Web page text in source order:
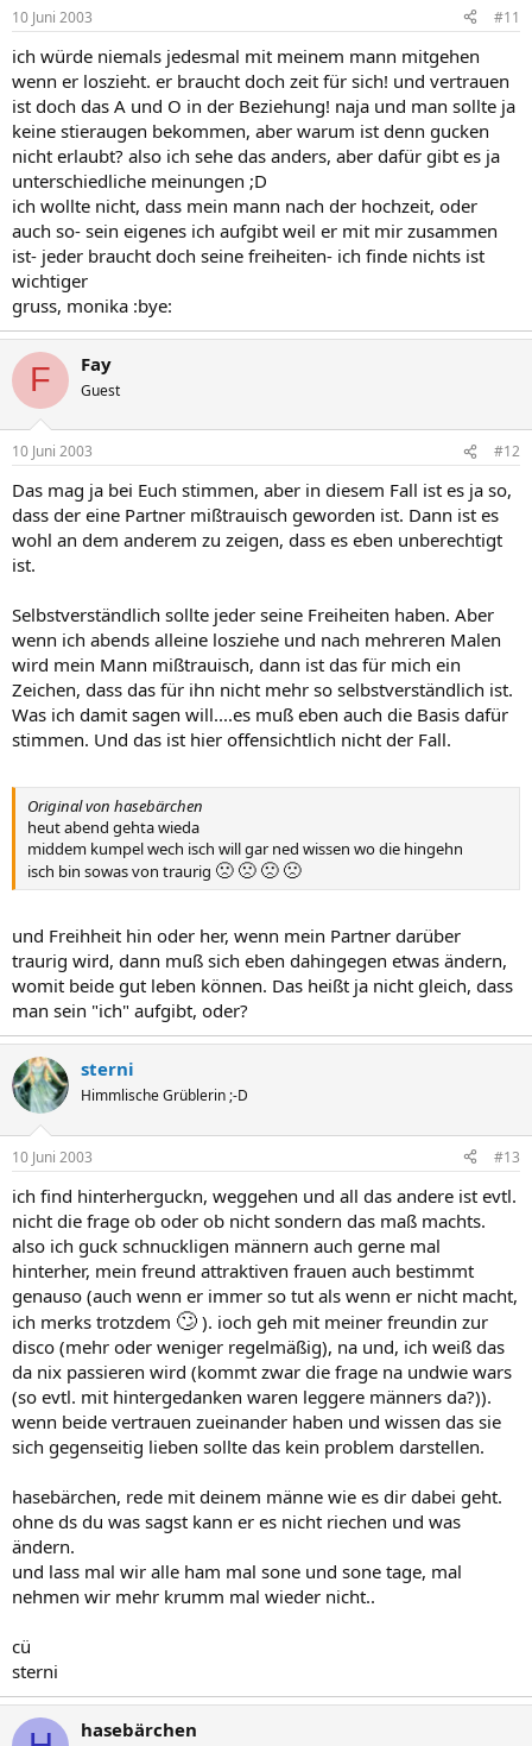
10 Juni 2003 #11
ich würde niemals jedesmal mit meinem mann mitgehen
wenn er loszieht. er braucht doch zeit für sich! und vertrauen
ist doch das A und O in der Beziehung! naja und man sollte ja
keine stieraugen bekommen, aber warum ist denn gucken
nicht erlaubt? also ich sehe das anders, aber dafür gibt es ja
unterschiedliche meinungen ;D
ich wollte nicht, dass mein mann nach der hochzeit, oder
auch so- sein eigenes ich aufgibt weil er mit mir zusammen
ist- jeder braucht doch seine freiheiten- ich finde nichts ist
wichtiger
gruss, monika :bye:
F Fay
Guest
10 Juni 2003 #12
Das mag ja bei Euch stimmen, aber in diesem Fall ist es ja so,
dass der eine Partner mißtrauisch geworden ist. Dann ist es
wohl an dem anderem zu zeigen, dass es eben unberechtigt
ist.
Selbstverständlich sollte jeder seine Freiheiten haben. Aber
wenn ich abends alleine losziehe und nach mehreren Malen
wird mein Mann mißtrauisch, dann ist das für mich ein
Zeichen, dass das für ihn nicht mehr so selbstverständlich ist.
Was ich damit sagen will....es muß eben auch die Basis dafür
stimmen. Und das ist hier offensichtlich nicht der Fall.
Original von hasebärchen
heut abend gehta wieda
middem kumpel wech isch will gar ned wissen wo die hingehn
isch bin sowas von traurig 🙁🙁🙁🙁
und Freihheit hin oder her, wenn mein Partner darüber
traurig wird, dann muß sich eben dahingegen etwas ändern,
womit beide gut leben können. Das heißt ja nicht gleich, dass
man sein "ich" aufgibt, oder?
sterni
Himmlische Grüblerin ;-D
10 Juni 2003 #13
ich find hinterherguckn, weggehen und all das andere ist evtl.
nicht die frage ob oder ob nicht sondern das maß machts.
also ich guck schnuckligen männern auch gerne mal
hinterher, mein freund attraktiven frauen auch bestimmt
genauso (auch wenn er immer so tut als wenn er nicht macht,
ich merks trotzdem 🙄 ). ioch geh mit meiner freundin zur
disco (mehr oder weniger regelmäßig), na und, ich weiß das
da nix passieren wird (kommt zwar die frage na undwie wars
(so evtl. mit hintergedanken waren leggere männers da?)).
wenn beide vertrauen zueinander haben und wissen das sie
sich gegenseitig lieben sollte das kein problem darstellen.
hasebärchen, rede mit deinem männe wie es dir dabei geht.
ohne ds du was sagst kann er es nicht riechen und was
ändern.
und lass mal wir alle ham mal sone und sone tage, mal
nehmen wir mehr krumm mal wieder nicht..
cü
sterni
hasebärchen